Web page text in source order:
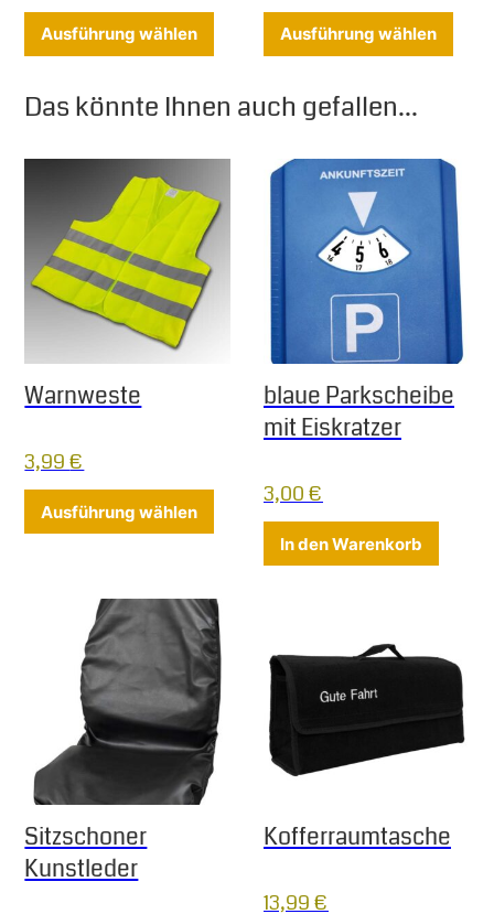
Ausführung wählen Dieses Produkt weist mehrere
Ausführung wählen
Das könnte Ihnen auch gefallen...
Warnweste
3,99€
Ausführung wählen Dieses Produkt weist mehrere
blaue Parkscheibe
mit Eiskratzer
3,00€
In den Warenkorb
Sitzschoner
Kunstleder
Kofferraumtasche
13,99€